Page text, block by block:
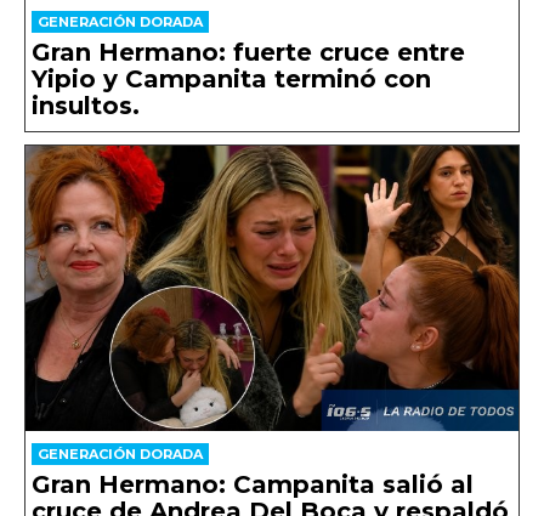
GENERACIÓN DORADA
Gran Hermano: fuerte cruce entre
Yipio y Campanita terminó con
insultos.
GENERACIÓN DORADA
Gran Hermano: Campanita salió al